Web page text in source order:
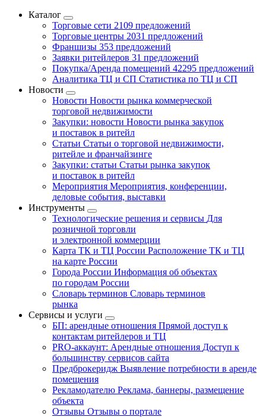
Каталог
Торговые сети 2109 предложений
Торговые центры 2031 предложений
Франшизы 353 предложений
Заявки ритейлеров 31 предложений
Покупка/Аренда помещений 42295 предложений
Аналитика ТЦ и СП Статистика по ТЦ и СП
Новости
Новости Новости рынка коммерческой
торговой недвижимости
Закупки: новости Новости рынка закупок
и поставок в ритейл
Статьи Статьи о торговой недвижимости,
ритейле и франчайзинге
Закупки: статьи Статьи рынка закупок
и поставок в ритейл
Мероприятия Мероприятия, конференции,
деловые события, выставки
Инструменты
Технологические решения и сервисы Для
розничной торговли
и электронной коммерции
Карта ТК и ТЦ России Расположение ТК и ТЦ
на карте России
Города России Информация об объектах
по городам России
Словарь терминов Словарь терминов
рынка
Сервисы и услуги
БП: арендные отношения Прямой доступ к
контактам ритейлеров и ТЦ
PRO-аккаунт: Арендные отношения Доступ к
большинству сервисов сайта
Предброкеридж Выявление потребности в аренде
помещения
Рекламодателю Реклама, баннеры, размещение
объекта
Отзывы Отзывы о портале